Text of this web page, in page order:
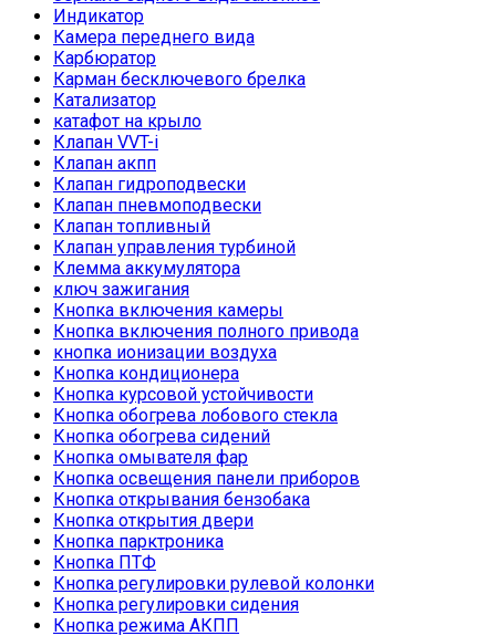
Индикатор
Камера переднего вида
Карбюратор
Карман бесключевого брелка
Катализатор
катафот на крыло
Клапан VVT-i
Клапан акпп
Клапан гидроподвески
Клапан пневмоподвески
Клапан топливный
Клапан управления турбиной
Клемма аккумулятора
ключ зажигания
Кнопка включения камеры
Кнопка включения полного привода
кнопка ионизации воздуха
Кнопка кондиционера
Кнопка курсовой устойчивости
Кнопка обогрева лобового стекла
Кнопка обогрева сидений
Кнопка омывателя фар
Кнопка освещения панели приборов
Кнопка открывания бензобака
Кнопка открытия двери
Кнопка парктроника
Кнопка ПТФ
Кнопка регулировки рулевой колонки
Кнопка регулировки сидения
Кнопка режима АКПП